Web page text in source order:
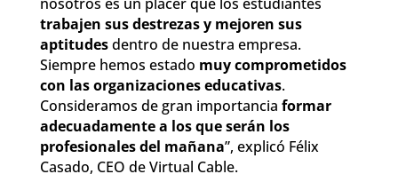
trabajen sus destrezas y mejoren sus
aptitudesdentro de nuestra empresa.
Siempre hemos estado muy comprometidos
con las organizaciones educativas.
Consideramos de gran importancia formar
adecuadamente a los que serán los
profesionales del mañana”, explicó Félix
Casado, CEO de Virtual Cable.